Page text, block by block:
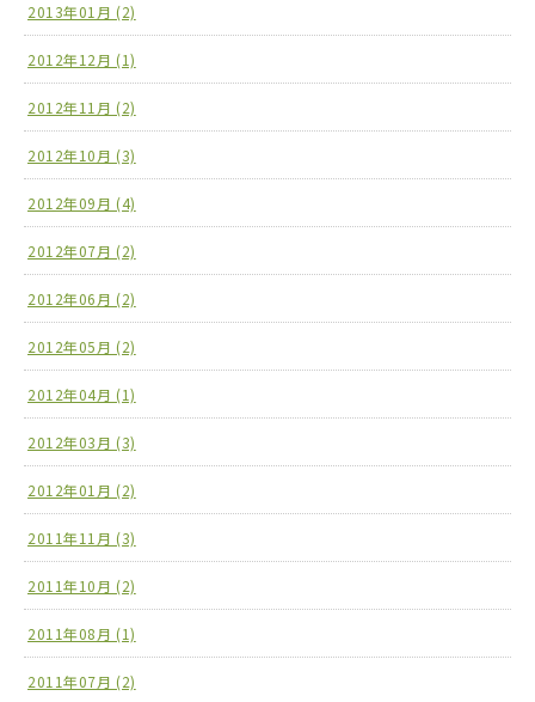
2013年01月 (2)
2012年12月 (1)
2012年11月 (2)
2012年10月 (3)
2012年09月 (4)
2012年07月 (2)
2012年06月 (2)
2012年05月 (2)
2012年04月 (1)
2012年03月 (3)
2012年01月 (2)
2011年11月 (3)
2011年10月 (2)
2011年08月 (1)
2011年07月 (2)